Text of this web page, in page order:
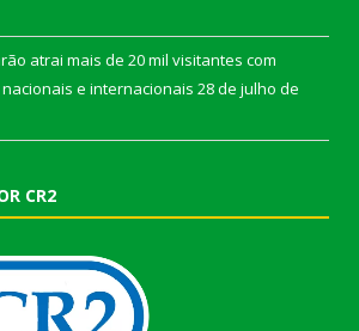
atrai mais de 20 mil visitantes com
e internacionais 28 de julho de
CR2